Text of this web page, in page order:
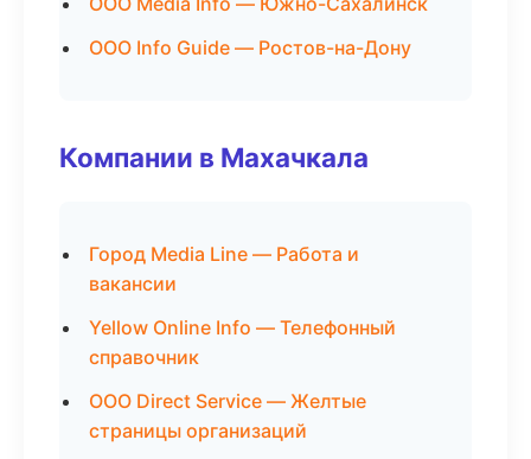
ООО Info Guide — Ростов-на-Дону
Компании в Махачкала
Город Media Line — Работа и
вакансии
Yellow Online Info — Телефонный
справочник
ООО Direct Service — Желтые
страницы организаций